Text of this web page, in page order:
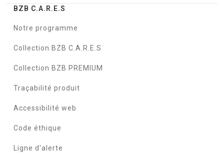
BZB C.A.R.E.S
Notre programme
Collection BZB C.A.R.E.S
Collection BZB PREMIUM
Traçabilité produit
Accessibilité web
Code éthique
Ligne d'alerte